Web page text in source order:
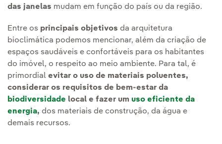
das janelas mudam em função do país ou da região.
Entre os principais objetivos da arquitetura
bioclimática podemos mencionar, além da criação de
espaços saudáveis e confortáveis para os habitantes
do imóvel, o respeito ao meio ambiente. Para tal, é
primordial evitar o uso de materiais poluentes,
considerar os requisitos de bem-estar da
biodiversidade local e fazer um uso eficiente da
energia, dos materiais de construção, da água e
demais recursos.